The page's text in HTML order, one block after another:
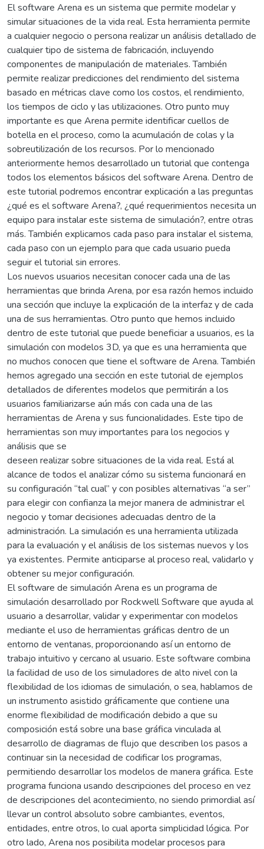
El software Arena es un sistema que permite modelar y
simular situaciones de la vida real. Esta herramienta permite
a cualquier negocio o persona realizar un análisis detallado de
cualquier tipo de sistema de fabricación, incluyendo
componentes de manipulación de materiales. También
permite realizar predicciones del rendimiento del sistema
basado en métricas clave como los costos, el rendimiento,
los tiempos de ciclo y las utilizaciones. Otro punto muy
importante es que Arena permite identificar cuellos de
botella en el proceso, como la acumulación de colas y la
sobreutilización de los recursos. Por lo mencionado
anteriormente hemos desarrollado un tutorial que contenga
todos los elementos básicos del software Arena. Dentro de
este tutorial podremos encontrar explicación a las preguntas
¿qué es el software Arena?, ¿qué requerimientos necesita un
equipo para instalar este sistema de simulación?, entre otras
más. También explicamos cada paso para instalar el sistema,
cada paso con un ejemplo para que cada usuario pueda
seguir el tutorial sin errores.
Los nuevos usuarios necesitan conocer cada una de las
herramientas que brinda Arena, por esa razón hemos incluido
una sección que incluye la explicación de la interfaz y de cada
una de sus herramientas. Otro punto que hemos incluido
dentro de este tutorial que puede beneficiar a usuarios, es la
simulación con modelos 3D, ya que es una herramienta que
no muchos conocen que tiene el software de Arena. También
hemos agregado una sección en este tutorial de ejemplos
detallados de diferentes modelos que permitirán a los
usuarios familiarizarse aún más con cada una de las
herramientas de Arena y sus funcionalidades. Este tipo de
herramientas son muy importantes para los negocios y
análisis que se
deseen realizar sobre situaciones de la vida real. Está al
alcance de todos el analizar cómo su sistema funcionará en
su configuración “tal cual” y con posibles alternativas “a ser”
para elegir con confianza la mejor manera de administrar el
negocio y tomar decisiones adecuadas dentro de la
administración. La simulación es una herramienta utilizada
para la evaluación y el análisis de los sistemas nuevos y los
ya existentes. Permite anticiparse al proceso real, validarlo y
obtener su mejor configuración.
El software de simulación Arena es un programa de
simulación desarrollado por Rockwell Software que ayuda al
usuario a desarrollar, validar y experimentar con modelos
mediante el uso de herramientas gráficas dentro de un
entorno de ventanas, proporcionando así un entorno de
trabajo intuitivo y cercano al usuario. Este software combina
la facilidad de uso de los simuladores de alto nivel con la
flexibilidad de los idiomas de simulación, o sea, hablamos de
un instrumento asistido gráficamente que contiene una
enorme flexibilidad de modificación debido a que su
composición está sobre una base gráfica vinculada al
desarrollo de diagramas de flujo que describen los pasos a
continuar sin la necesidad de codificar los programas,
permitiendo desarrollar los modelos de manera gráfica. Este
programa funciona usando descripciones del proceso en vez
de descripciones del acontecimiento, no siendo primordial así
llevar un control absoluto sobre cambiantes, eventos,
entidades, entre otros, lo cual aporta simplicidad lógica. Por
otro lado, Arena nos posibilita modelar procesos para